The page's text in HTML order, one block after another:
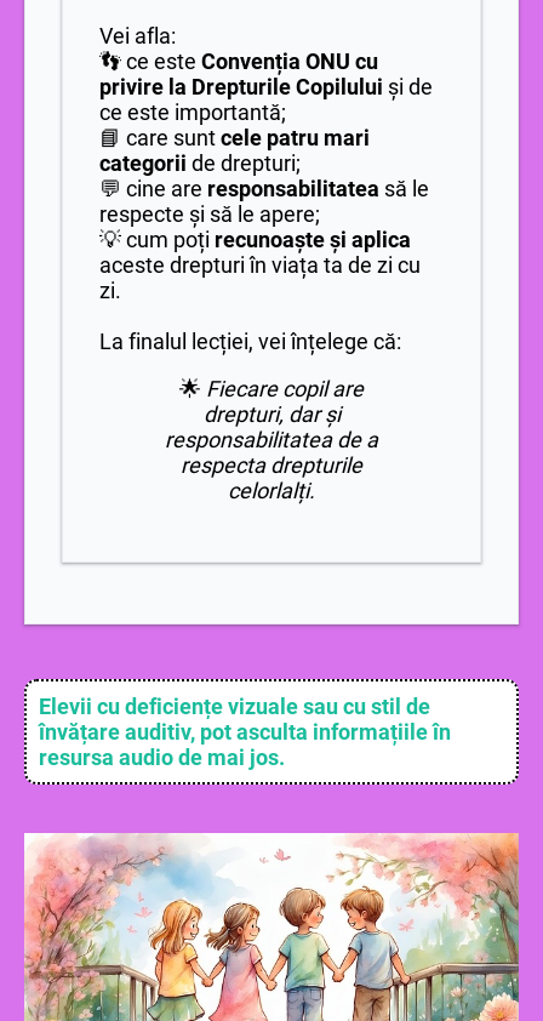
Vei afla:
👣 ce este Convenția ONU cu
privire la Drepturile Copilului și de
ce este importantă;
📘 care suntcele patru mari
categorii de drepturi;
💬 cine are responsabilitatea să le
respecte și să le apere;
💡 cum poți recunoaște și aplica
aceste drepturi în viața ta de zi cu
zi.
La finalul lecției, vei înțelege că:
🌟 Fiecare copil are
drepturi, dar și
responsabilitatea de a
respecta drepturile
celorlalți.
Elevii cu deficiențe vizuale sau cu stil de
învățare auditiv, pot asculta informațiile în
resursa audio de mai jos.